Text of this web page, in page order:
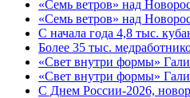
«Семь ветров» над
«Семь ветров» над
С начала года 4,8 тыс.
Более 35 тыс.
«Свет внутри формы»
«Свет внутри формы»
C Днем России-2026,